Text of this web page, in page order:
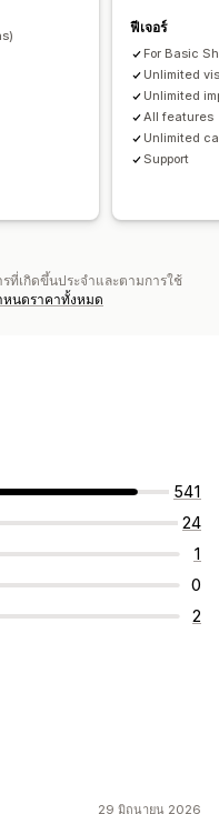
ฟีเจอร์
For Basic
Unlimited
Unlimited
All features
Unlimited
Support
ที่เกิดขึ้นประจำและตามการใช้
หนดราคาทั้งหมด
541
24
1
0
2
29 มิถุนายน 2026